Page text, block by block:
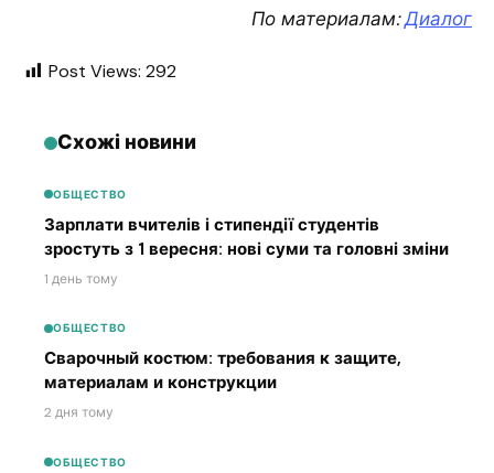
По материалам:Диалог
Post Views: 292
Схожі новини
ОБЩЕСТВО
Зарплати вчителів і стипендії студентів
зростуть з 1 вересня: нові суми та головні зміни
1 день тому
ОБЩЕСТВО
Сварочный костюм: требования к защите,
материалам и конструкции
2 дня тому
ОБЩЕСТВО